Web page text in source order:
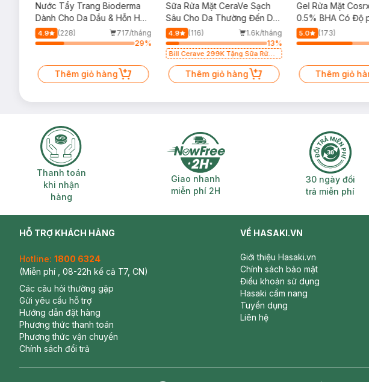
Nước Tẩy Trang Bioderma
Dành Cho Da Dầu & Hỗn Hợp
500ml
4.9 (228)
717/tháng
29%
Thêm giỏ hàng
Sữa Rửa Mặt CeraVe Sạch
Sâu Cho Da Thường Đến Da
Dầu 473ml
4.9 (116)
1.6k/tháng
13%
Bill Cerave 299K Tặng Sữa Rửa
Mặt Cerave 30ml (SL có hạn)
Thêm giỏ hàng
Gel Rửa Mặt
0.5% BHA Có Độ
150ml
5.0
(173)
Thêm giỏ
Thanh toán khi nhận hàng
Thanh toán
khi nhận
hàng
Giao nhanh miễn phí 2H
Giao nhanh
miễn phí 2H
30
30 ngày đổi
trả miễn phí
HỖ TRỢ KHÁCH HÀNG
Hotline: 1800 6324
(Miễn phí , 08-22h kể cả T7, CN)
Các câu hỏi thường gặp
Gửi yêu cầu hỗ trợ
Hướng dẫn đặt hàng
Phương thức thanh toán
Phương thức vận chuyển
Chính sách đổi trả
VỀ HASAKI.VN
Giới thiệu Hasaki.vn
Chính sách bảo mật
Điều khoản sử dụng
Hasaki cẩm nang
Tuyển dụng
Liên hệ